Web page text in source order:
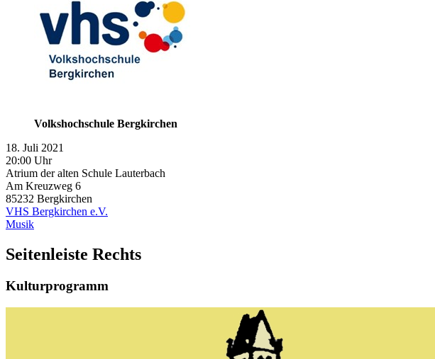
Volkshochschule Bergkirchen
18. Juli 2021
20:00 Uhr
Atrium der alten Schule Lauterbach
Am Kreuzweg 6
85232 Bergkirchen
VHS Bergkirchen e.V.
Musik
Seitenleiste Rechts
Kulturprogramm